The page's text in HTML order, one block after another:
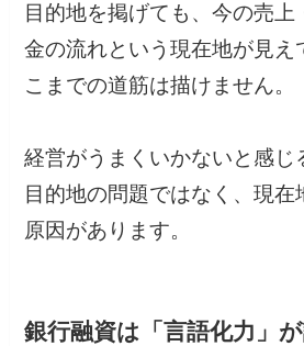
目的地を掲げても、今の売上
金の流れという現在地が見え
こまでの道筋は描けません。
経営がうまくいかないと感じ
目的地の問題ではなく、現在
原因があります。
銀行融資は「言語化力」